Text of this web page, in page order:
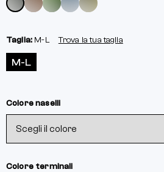
Taglia: M-L Trova la tua taglia
M-L
Colore naselli
Colore terminali